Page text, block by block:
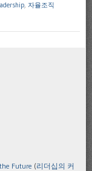
, 자율조직
Future (리더십의 커